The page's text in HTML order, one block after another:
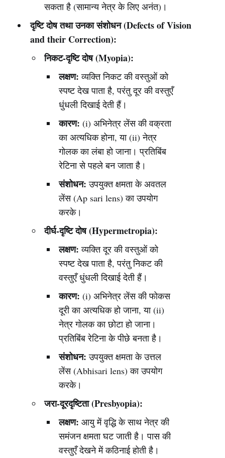
सकता है (सामान्य नेत्र के लिए अनंत)।
दृष्टि दोष तथा उनका संशोधन (Defects of Vision
and their Correction):
निकट-दृष्टि दोष (Myopia):
लक्षण: व्यक्ति निकट की वस्तुओं को
स्पष्ट देख पाता है, परंतु दूर की वस्तुएँ
धुंधली दिखाई देती हैं।
कारण: (i) अभिनेत्र लेंस की वक्रता
का अत्यधिक होना, या (ii) नेत्र
गोलक का लंबा हो जाना। प्रतिबिंब
रेटिना से पहले बन जाता है।
संशोधन: उपयुक्त क्षमता के अवतल
लेंस (Ap sari lens) का उपयोग
करके।
दीर्घ-दृष्टि दोष (Hypermetropia):
लक्षण: व्यक्ति दूर की वस्तुओं को
स्पष्ट देख पाता है, परंतु निकट की
वस्तुएँ धुंधली दिखाई देती हैं।
कारण: (i) अभिनेत्र लेंस की फोकस
दूरी का अत्यधिक हो जाना, या (ii)
नेत्र गोलक का छोटा हो जाना।
प्रतिबिंब रेटिना के पीछे बनता है।
संशोधन: उपयुक्त क्षमता के उत्तल
लेंस (Abhisari lens) का उपयोग
करके।
जरा-दूरदृष्टिता (Presbyopia):
लक्षण: आयु में वृद्धि के साथ नेत्र की
समंजन क्षमता घट जाती है। पास की
वस्तुएँ देखने में कठिनाई होती है।